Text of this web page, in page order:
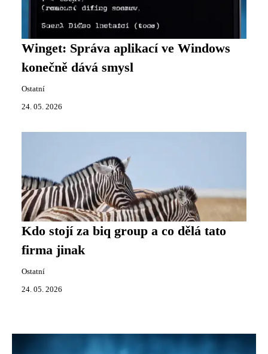
Winget: Správa aplikací ve Windows
konečně dává smysl
Ostatní
24. 05. 2026
Kdo stojí za biq group a co dělá tato
firma jinak
Ostatní
24. 05. 2026